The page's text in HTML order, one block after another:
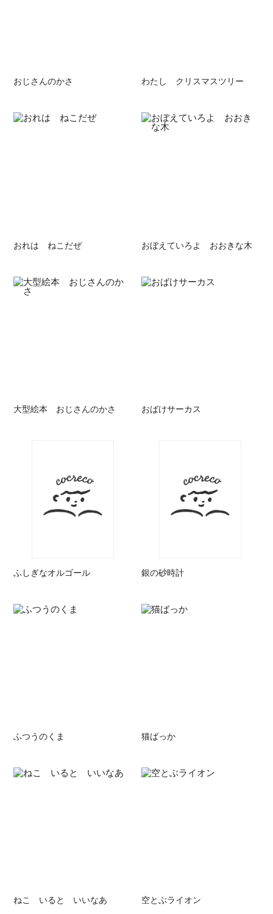
おじさんのかさ わたし クリスマスツリー
おれは ねこだぜ おぼえていろよ おおきな木
大型絵本 おじさんのかさ おばけサーカス
ふしぎなオルゴール 銀の砂時計
ふつうのくま 猫ばっか
ねこ いると いいなあ 空とぶライオン